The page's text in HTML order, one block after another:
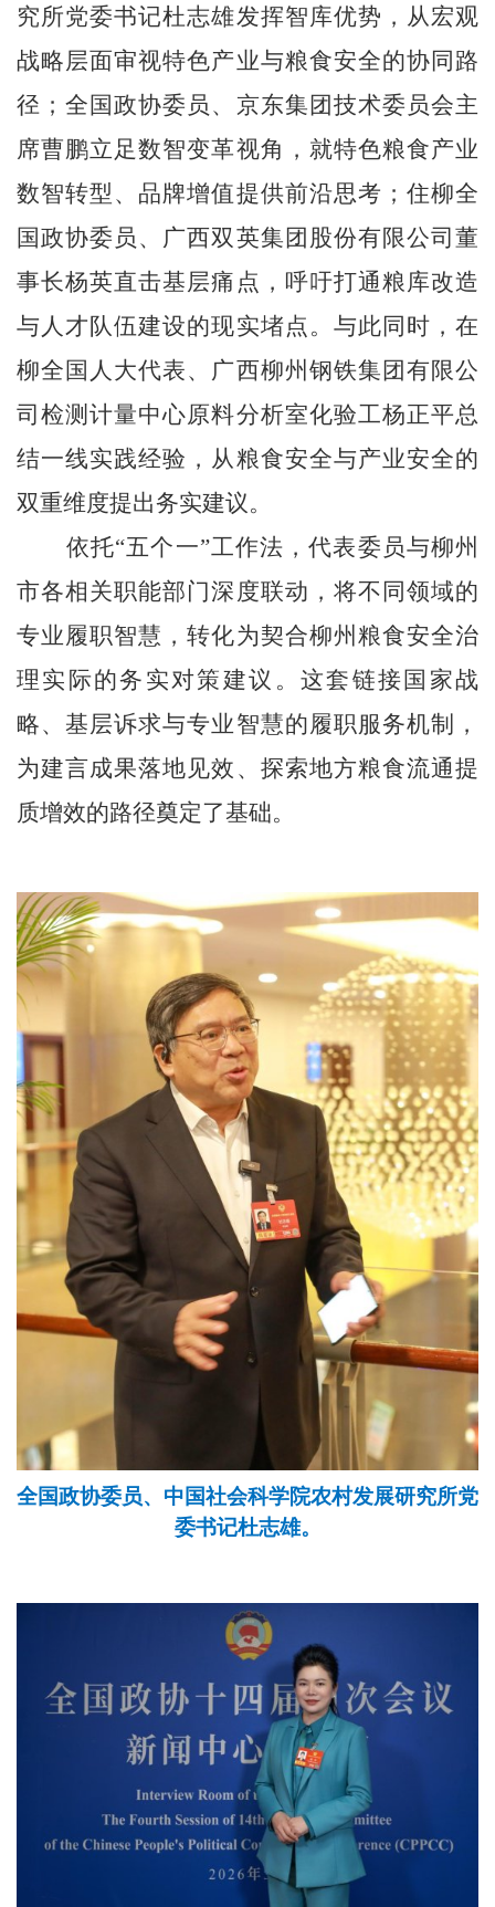
究所党委书记杜志雄发挥智库优势，从宏观
战略层面审视特色产业与粮食安全的协同路
径；全国政协委员、京东集团技术委员会主
席曹鹏立足数智变革视角，就特色粮食产业
数智转型、品牌增值提供前沿思考；住柳全
国政协委员、广西双英集团股份有限公司董
事长杨英直击基层痛点，呼吁打通粮库改造
与人才队伍建设的现实堵点。与此同时，在
柳全国人大代表、广西柳州钢铁集团有限公
司检测计量中心原料分析室化验工杨正平总
结一线实践经验，从粮食安全与产业安全的
双重维度提出务实建议。
依托“五个一”工作法，代表委员与柳州
市各相关职能部门深度联动，将不同领域的
专业履职智慧，转化为契合柳州粮食安全治
理实际的务实对策建议。这套链接国家战
略、基层诉求与专业智慧的履职服务机制，
为建言成果落地见效、探索地方粮食流通提
质增效的路径奠定了基础。
全国政协委员、中国社会科学院农村发展研究所党
委书记杜志雄。